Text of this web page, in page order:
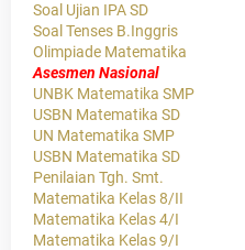
Soal Ujian IPA SD
Soal Tenses B.Inggris
Olimpiade Matematika
Asesmen Nasional
UNBK Matematika SMP
USBN Matematika SD
UN Matematika SMP
USBN Matematika SD
Penilaian Tgh. Smt.
Matematika Kelas 8/II
Matematika Kelas 4/I
Matematika Kelas 9/I